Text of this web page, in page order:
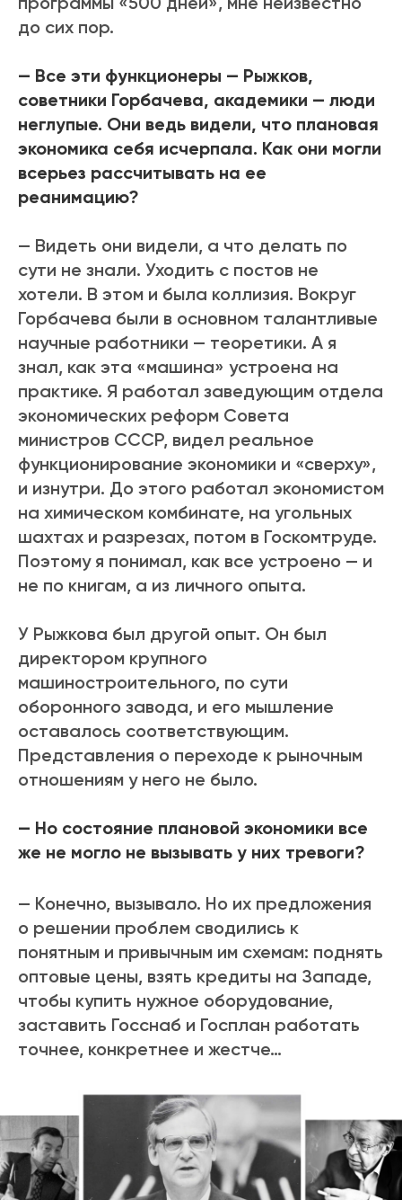
до сих пор.
— Все эти функционеры — Рыжков,
советники Горбачева, академики — люди
неглупые. Они ведь видели, что плановая
экономика себя исчерпала. Как они могли
всерьез рассчитывать на ее
реанимацию?
— Видеть они видели, а что делать по
сути не знали. Уходить с постов не
хотели. В этом и была коллизия. Вокруг
Горбачева были в основном талантливые
научные работники — теоретики. А я
знал, как эта «машина» устроена на
практике. Я работал заведующим отдела
экономических реформ Совета
министров СССР, видел реальное
функционирование экономики и «сверху»,
и изнутри. До этого работал экономистом
на химическом комбинате, на угольных
шахтах и разрезах, потом в Госкомтруде.
Поэтому я понимал, как все устроено — и
не по книгам, а из личного опыта.
У Рыжкова был другой опыт. Он был
директором крупного
машиностроительного, по сути
оборонного завода, и его мышление
оставалось соответствующим.
Представления о переходе к рыночным
отношениям у него не было.
— Но состояние плановой экономики все
же не могло не вызывать у них тревоги?
— Конечно, вызывало. Но их предложения
о решении проблем сводились к
понятным и привычным им схемам: поднять
оптовые цены, взять кредиты на Западе,
чтобы купить нужное оборудование,
заставить Госснаб и Госплан работать
точнее, конкретнее и жестче…